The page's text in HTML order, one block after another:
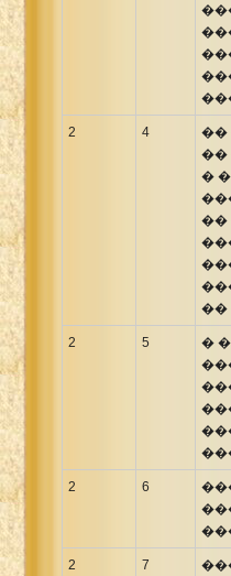
2 4
��
��
�
��
��
2 5
�
2 6
2 7